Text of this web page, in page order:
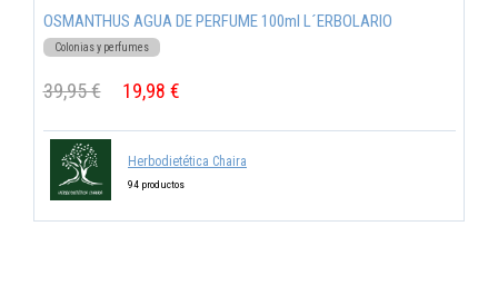
OSMANTHUS AGUA DE PERFUME 100ml L´ERBOLARIO
Colonias y perfumes
39,95 € 19,98 €
Herbodietética Chaira
94 productos